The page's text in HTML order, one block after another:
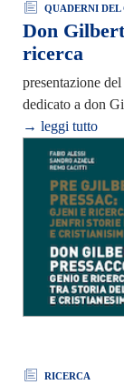
QUADERNI DEL
Don
ricerca
presentazione
dedicato a don
→ leggi tutto
RICERCA